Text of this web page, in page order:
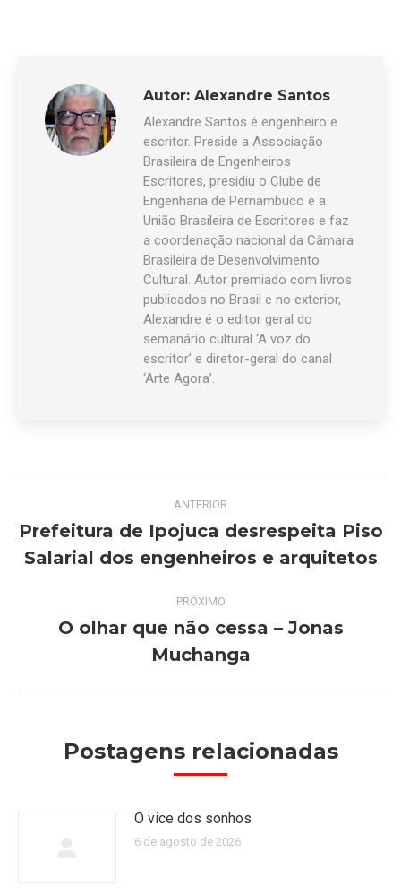
Autor: Alexandre Santos
Alexandre Santos é engenheiro e
escritor. Preside a Associação
Brasileira de Engenheiros
Escritores, presidiu o Clube de
Engenharia de Pernambuco e a
União Brasileira de Escritores e faz
a coordenação nacional da Câmara
Brasileira de Desenvolvimento
Cultural. Autor premiado com livros
publicados no Brasil e no exterior,
Alexandre é o editor geral do
semanário cultural ‘A voz do
escritor’ e diretor-geral do canal
‘Arte Agora’.
Navegação
de
post:
ANTERIOR
anterior:
Prefeitura de Ipojuca desrespeita Piso
Salarial dos engenheiros e arquitetos
PRÓXIMO
post:
O olhar que não cessa – Jonas
Muchanga
Postagens relacionadas
O vice dos sonhos
6 de agosto de 2026